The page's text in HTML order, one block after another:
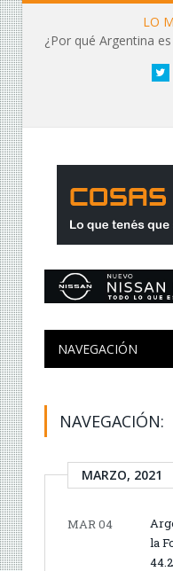
LO
¿Por qué Argentina
NAVEGACIÓN
NAVEGACIÓN:
MARZO, 2021
MAR 04
la